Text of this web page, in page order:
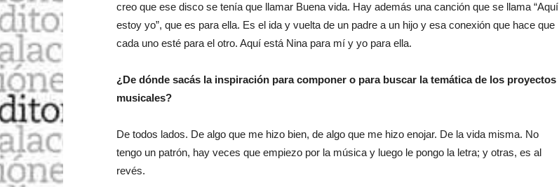
creo que ese disco se tenía que llamar Buena vida. Hay además una canción que se llama “Aquí
estoy yo”, que es para ella. Es el ida y vuelta de un padre a un hijo y esa conexión que hace que
cada uno esté para el otro. Aquí está Nina para mí y yo para ella.
¿De dónde sacás la inspiración para componer o para buscar la temática de los proyectos
musicales?
De todos lados. De algo que me hizo bien, de algo que me hizo enojar. De la vida misma. No
tengo un patrón, hay veces que empiezo por la música y luego le pongo la letra; y otras, es al
revés.